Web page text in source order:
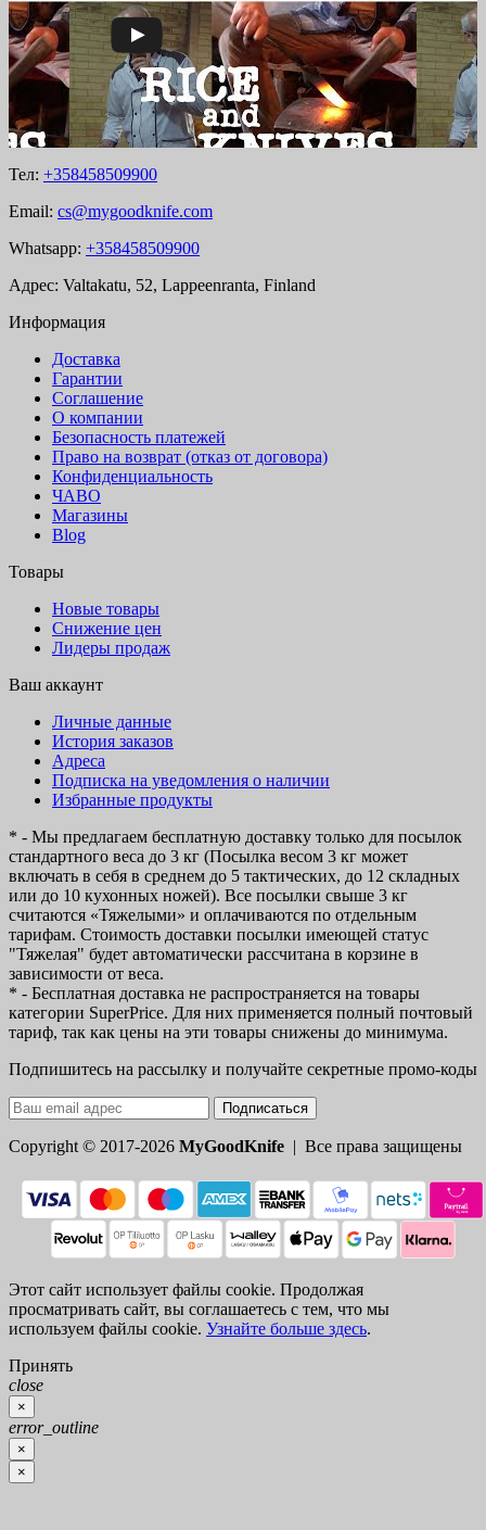
Тел: +358458509900
Email: cs@mygoodknife.com
Whatsapp: +358458509900
Адрес: Valtakatu, 52, Lappeenranta, Finland
Информация
Доставка
Гарантии
Соглашение
О компании
Безопасность платежей
Право на возврат (отказ от договора)
Конфиденциальность
ЧАВО
Магазины
Blog
Товары
Новые товары
Снижение цен
Лидеры продаж
Ваш аккаунт
Личные данные
История заказов
Адреса
Подписка на уведомления о наличии
Избранные продукты
* - Мы предлагаем бесплатную доставку только для посылок
стандартного веса до 3 кг (Посылка весом 3 кг может
включать в себя в среднем до 5 тактических, до 12 складных
или до 10 кухонных ножей). Все посылки свыше 3 кг
считаются «Тяжелыми» и оплачиваются по отдельным
тарифам. Стоимость доставки посылки имеющей статус
"Тяжелая" будет автоматически рассчитана в корзине в
зависимости от веса.
* - Бесплатная доставка не распространяется на товары
категории SuperPrice. Для них применяется полный почтовый
тариф, так как цены на эти товары снижены до минимума.
Подпишитесь на рассылку и получайте секретные промо-коды
Подписаться
Copyright © 2017-2026 MyGoodKnife | Все права защищены
Этот сайт использует файлы cookie. Продолжая
просматривать сайт, вы соглашаетесь с тем, что мы
используем файлы cookie. Узнайте больше здесь.
Принять
close
×
error_outline
×
×